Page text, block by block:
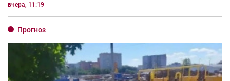
вчера, 11:19
Прогноз